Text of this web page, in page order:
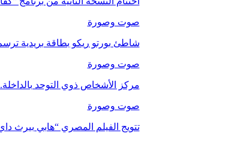
صوت وصورة
شاطئ بورتو ريكو بطاقة بريدية
صوت وصورة
مركز الأشخاص ذوي التوحد بالداخلة.
صوت وصورة
تتويج الفيلم المصري “هابي بيرث